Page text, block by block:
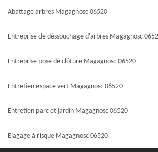
Abattage arbres Magagnosc 06520
Entreprise de déssouchage d'arbres Magagnosc
Entreprise pose de clôture Magagnosc 06520
Entretien espace vert Magagnosc 06520
Entretien parc et jardin Magagnosc 06520
Elagage à risque Magagnosc 06520